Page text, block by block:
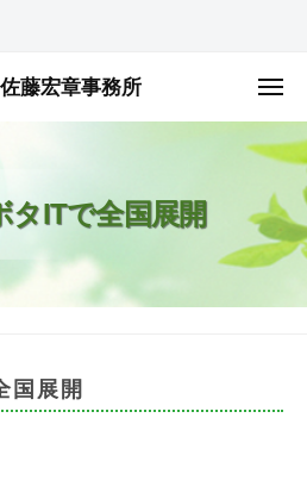
藤宏章事務所
メ
ュ
ー
タITで全国展開
国展開